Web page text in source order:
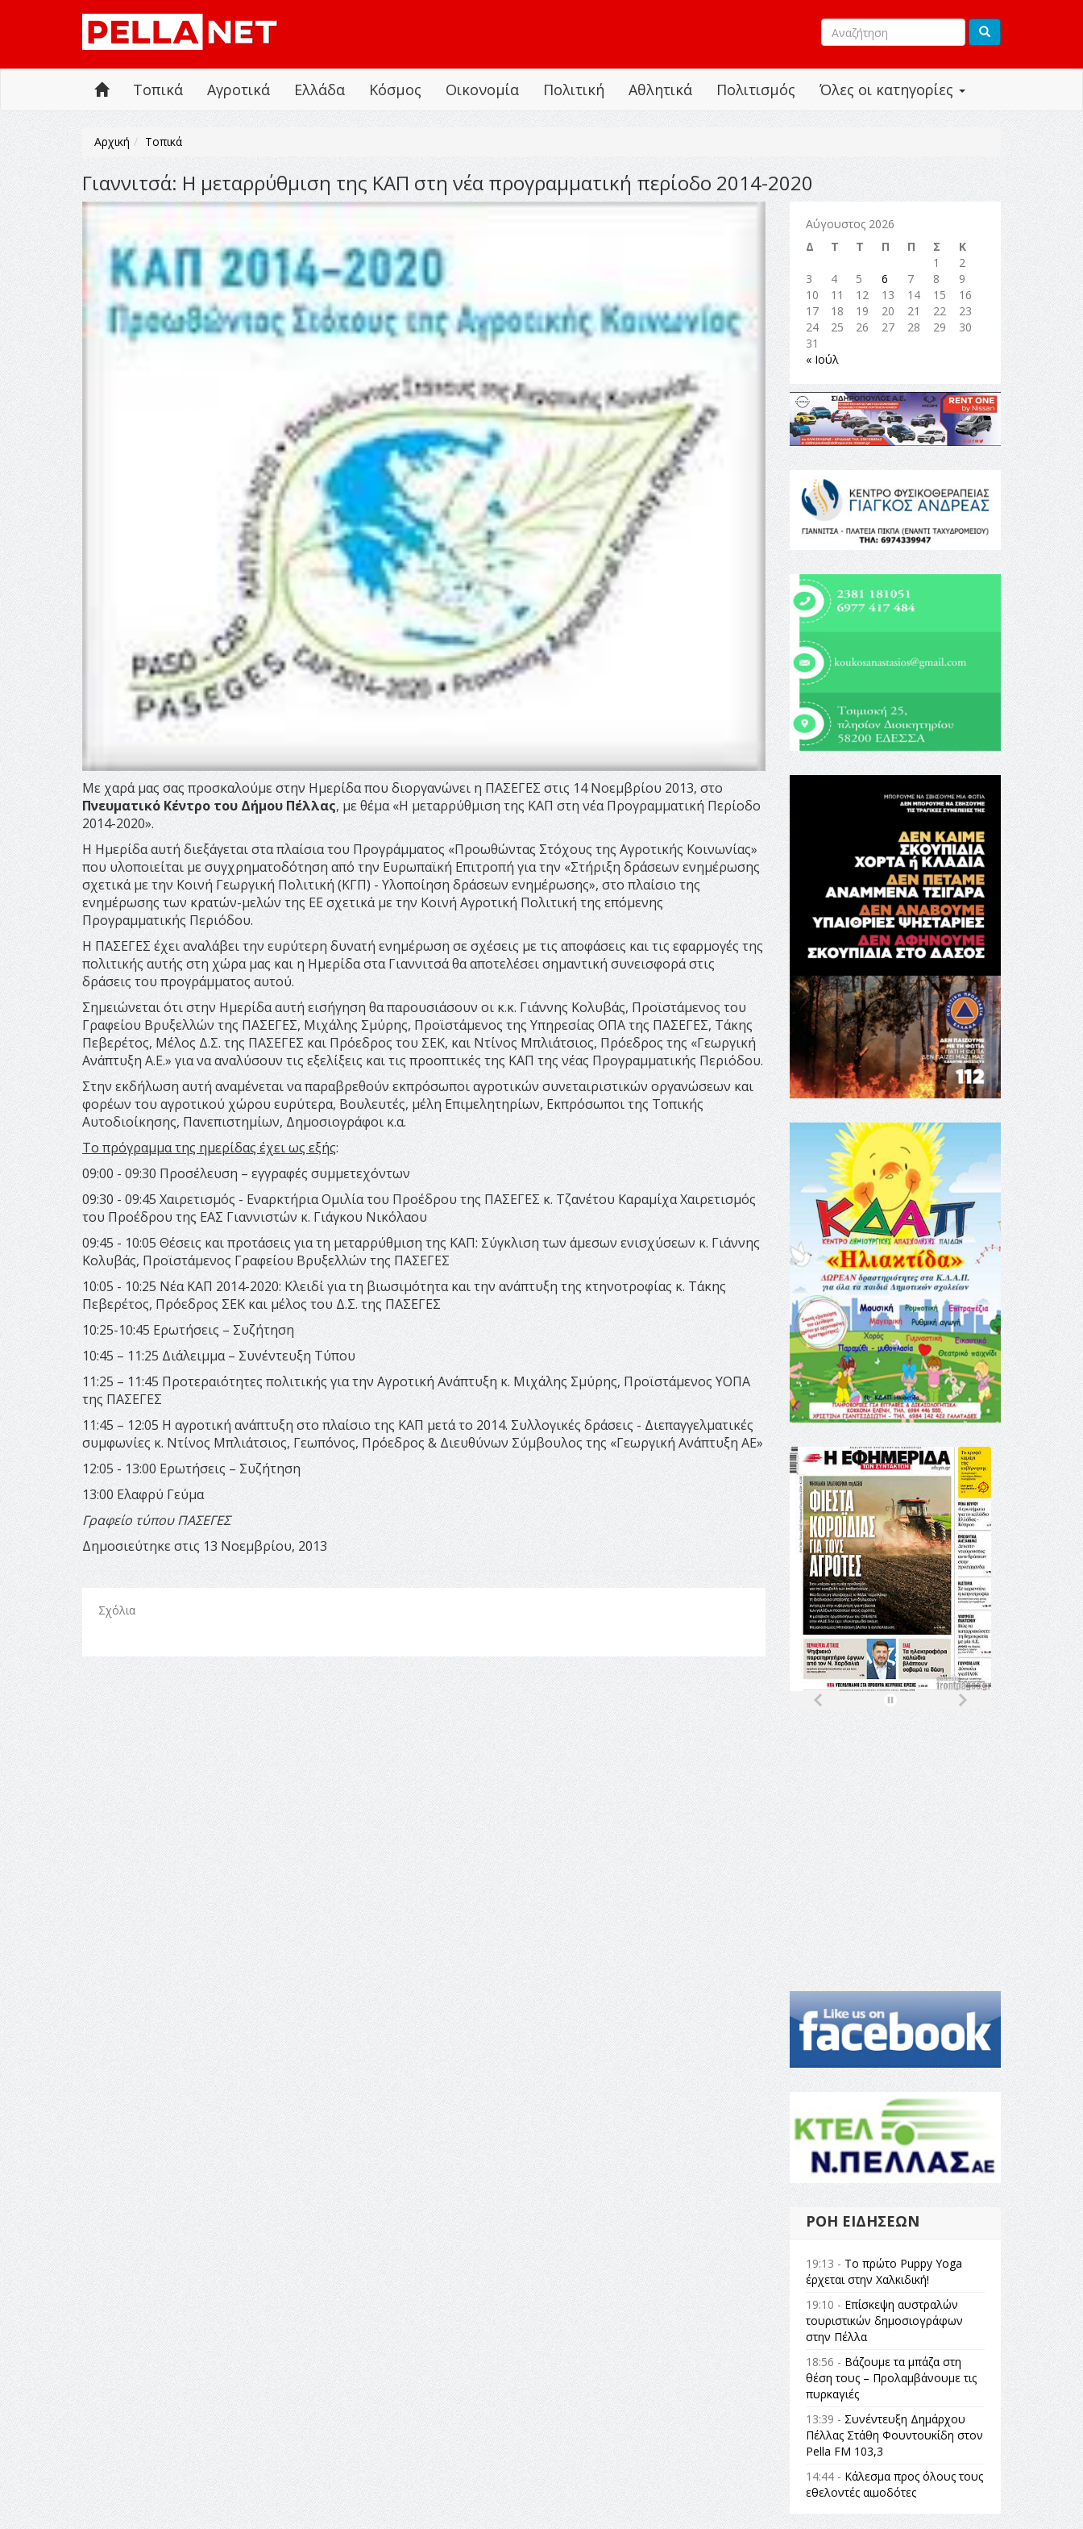
Όλες οι κατηγορίες
Τοπικά Αγροτικά Ελλάδα Κόσμος Οικονομία Πολιτική Αθλητικά Πολιτισμός
Αρχική Τοπικά
Γιαννιτσά: Η μεταρρύθμιση της ΚΑΠ στη νέα προγραμματική περίοδο 2014-2020
Με χαρά μας σας προσκαλούμε στην Ημερίδα που διοργανώνει η ΠΑΣΕΓΕΣ στις 14 Νοεμβρίου 2013, στο
Πνευματικό Κέντρο του Δήμου Πέλλας, με θέμα «Η μεταρρύθμιση της ΚΑΠ στη νέα Προγραμματική Περίοδο
2014-2020».
Η Ημερίδα αυτή διεξάγεται στα πλαίσια του Προγράμματος «Προωθώντας Στόχους της Αγροτικής Κοινωνίας»
που υλοποιείται με συγχρηματοδότηση από την Ευρωπαϊκή Επιτροπή για την «Στήριξη δράσεων ενημέρωσης
σχετικά με την Κοινή Γεωργική Πολιτική (ΚΓΠ) - Υλοποίηση δράσεων ενημέρωσης», στο πλαίσιο της
ενημέρωσης των κρατών-μελών της ΕΕ σχετικά με την Κοινή Αγροτική Πολιτική της επόμενης
Προγραμματικής Περιόδου.
Η ΠΑΣΕΓΕΣ έχει αναλάβει την ευρύτερη δυνατή ενημέρωση σε σχέσεις με τις αποφάσεις και τις εφαρμογές της
πολιτικής αυτής στη χώρα μας και η Ημερίδα στα Γιαννιτσά θα αποτελέσει σημαντική συνεισφορά στις
δράσεις του προγράμματος αυτού.
Σημειώνεται ότι στην Ημερίδα αυτή εισήγηση θα παρουσιάσουν οι κ.κ. Γιάννης Κολυβάς, Προϊστάμενος του
Γραφείου Βρυξελλών της ΠΑΣΕΓΕΣ, Μιχάλης Σμύρης, Προϊστάμενος της Υπηρεσίας ΟΠΑ της ΠΑΣΕΓΕΣ, Τάκης
Πεβερέτος, Μέλος Δ.Σ. της ΠΑΣΕΓΕΣ και Πρόεδρος του ΣΕΚ, και Ντίνος Μπλιάτσιος, Πρόεδρος της «Γεωργική
Ανάπτυξη Α.Ε.» για να αναλύσουν τις εξελίξεις και τις προοπτικές της ΚΑΠ της νέας Προγραμματικής Περιόδου.
Στην εκδήλωση αυτή αναμένεται να παραβρεθούν εκπρόσωποι αγροτικών συνεταιριστικών οργανώσεων και
φορέων του αγροτικού χώρου ευρύτερα, Βουλευτές, μέλη Επιμελητηρίων, Εκπρόσωποι της Τοπικής
Αυτοδιοίκησης, Πανεπιστημίων, Δημοσιογράφοι κ.α.
Το πρόγραμμα της ημερίδας έχει ως εξής:
09:00 - 09:30 Προσέλευση – εγγραφές συμμετεχόντων
09:30 - 09:45 Χαιρετισμός - Εναρκτήρια Ομιλία του Προέδρου της ΠΑΣΕΓΕΣ κ. Τζανέτου Καραμίχα Χαιρετισμός
του Προέδρου της ΕΑΣ Γιαννιστών κ. Γιάγκου Νικόλαου
09:45 - 10:05 Θέσεις και προτάσεις για τη μεταρρύθμιση της ΚΑΠ: Σύγκλιση των άμεσων ενισχύσεων κ. Γιάννης
Κολυβάς, Προϊστάμενος Γραφείου Βρυξελλών της ΠΑΣΕΓΕΣ
10:05 - 10:25 Νέα ΚΑΠ 2014-2020: Κλειδί για τη βιωσιμότητα και την ανάπτυξη της κτηνοτροφίας κ. Τάκης
Πεβερέτος, Πρόεδρος ΣΕΚ και μέλος του Δ.Σ. της ΠΑΣΕΓΕΣ
10:25-10:45 Ερωτήσεις – Συζήτηση
10:45 – 11:25 Διάλειμμα – Συνέντευξη Τύπου
11:25 – 11:45 Προτεραιότητες πολιτικής για την Αγροτική Ανάπτυξη κ. Μιχάλης Σμύρης, Προϊστάμενος ΥΟΠΑ
της ΠΑΣΕΓΕΣ
11:45 – 12:05 Η αγροτική ανάπτυξη στο πλαίσιο της ΚΑΠ μετά το 2014. Συλλογικές δράσεις - Διεπαγγελματικές
συμφωνίες κ. Ντίνος Μπλιάτσιος, Γεωπόνος, Πρόεδρος & Διευθύνων Σύμβουλος της «Γεωργική Ανάπτυξη ΑΕ»
12:05 - 13:00 Ερωτήσεις – Συζήτηση
13:00 Ελαφρύ Γεύμα
Γραφείο τύπου ΠΑΣΕΓΕΣ
Δημοσιεύτηκε στις 13 Νοεμβρίου, 2013
Σχόλια
Αύγουστος 2026
Δ
Τ Τ Π Π Σ
Κ
1
2
3
4 5 6 7 8
9
10
11 12 13 14 15
16
17
18 19 20 21 22
23
24
25 26 27 28 29
30
31
« Ιούλ
ΡΟΉ ΕΙΔΉΣΕΩΝ
19:13 - Το πρώτο Puppy Yoga
έρχεται στην Χαλκιδική!
19:10 - Επίσκεψη αυστραλών
τουριστικών δημοσιογράφων
στην Πέλλα
18:56 - Βάζουμε τα μπάζα στη
θέση τους – Προλαμβάνουμε τις
πυρκαγιές
13:39 - Συνέντευξη Δημάρχου
Πέλλας Στάθη Φουντουκίδη στον
Pella FM 103,3
14:44 - Κάλεσμα προς όλους τους
εθελοντές αιμοδότες
14:23 -Όλη η Ελλάδα ένας